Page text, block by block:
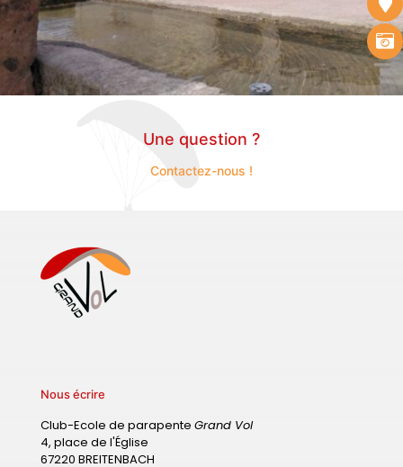
Une question ?
Contactez-nous !
Nous écrire
Club-Ecole de parapente Grand Vol
4, place de l'Église
67220 BREITENBACH